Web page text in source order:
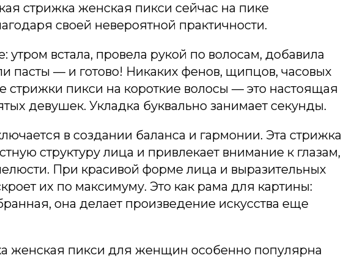
стрижка женская пикси сейчас на пике
своей невероятной практичности.
утром встала, провела рукой по волосам, добавила
пасты — и готово! Никаких фенов, щипцов, часовых
стрижки пикси на короткие волосы — это настоящая
девушек. Укладка буквально занимает секунды.
в создании баланса и гармонии. Эта стрижка
структуру лица и привлекает внимание к глазам,
При красивой форме лица и выразительных
их по максимуму. Это как рама для картины:
она делает произведение искусства еще
женская пикси для женщин особенно популярна